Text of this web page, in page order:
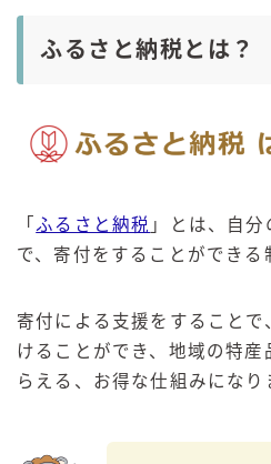
ふるさと納税とは？
「 ふるさと納税 」とは、自
で、寄付をすることができる
寄付による支援をすること
けることができ、地域の特
らえる、お得な仕組みになり